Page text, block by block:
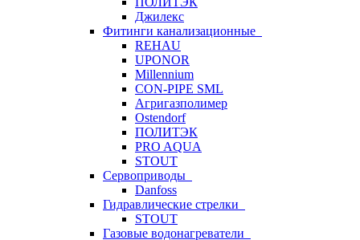
Джилекс
Фитинги канализационные
REHAU
UPONOR
Millennium
CON-PIPE SML
Агригазполимер
Ostendorf
ПОЛИТЭК
PRO AQUA
STOUT
Сервоприводы
Danfoss
Гидравлические стрелки
STOUT
Газовые водонагреватели